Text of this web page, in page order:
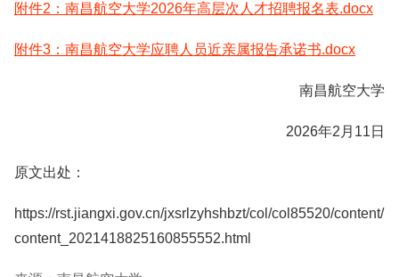
附件2：南昌航空大学2026年高层次人才招聘报名表.docx
附件3：南昌航空大学应聘人员近亲属报告承诺书.docx
南昌航空大学
2026年2月11日
原文出处：
https://rst.jiangxi.gov.cn/jxsrlzyhshbzt/col/col85520/content/
content_2021418825160855552.html